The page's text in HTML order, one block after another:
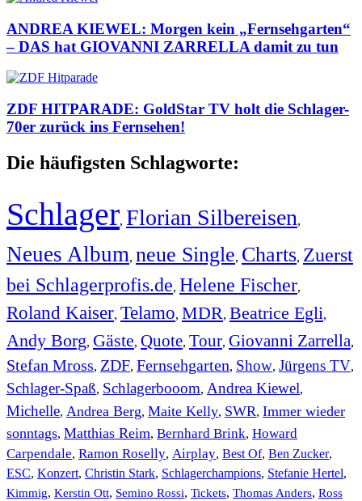
ANDREA KIEWEL: Morgen kein „Fernsehgarten“
– DAS hat GIOVANNI ZARRELLA damit zu tun
ZDF HITPARADE: GoldStar TV holt die Schlager-
70er zurück ins Fernsehen!
Die häufigsten Schlagworte:
Schlager, Florian Silbereisen,
Neues Album, neue Single, Charts, Zuerst
bei Schlagerprofis.de, Helene Fischer,
Roland Kaiser, Telamo, MDR, Beatrice Egli,
Andy Borg, Gäste, Quote, Tour, Giovanni Zarrella,
Stefan Mross, ZDF, Fernsehgarten, Show, Jürgens TV,
Schlager-Spaß, Schlagerbooom, Andrea Kiewel,
Michelle, Andrea Berg, Maite Kelly, SWR, Immer wieder
sonntags, Matthias Reim, Bernhard Brink, Howard
Carpendale, Ramon Roselly, Airplay, Best Of, Ben Zucker,
ESC, Konzert, Christin Stark, Schlagerchampions, Stefanie Hertel,
Kimmig, Kerstin Ott, Semino Rossi, Tickets, Thomas Anders, Ross